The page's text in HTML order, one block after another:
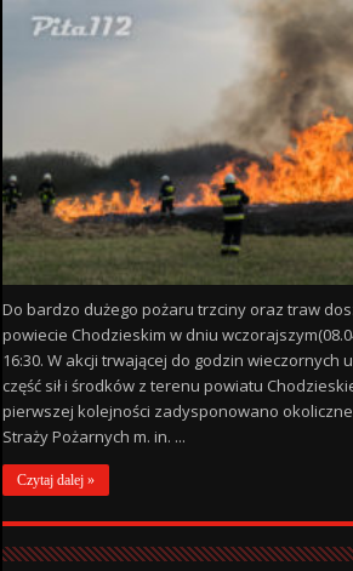
Do bardzo dużego pożaru trzciny oraz traw
powiecie Chodzieskim w dniu
16:30. W akcji trwającej do godzin wieczornych
część sił i środków z terenu powiatu
pierwszej kolejności zadysponowano
Straży Pożarnych m. in. ...
Czytaj dalej »